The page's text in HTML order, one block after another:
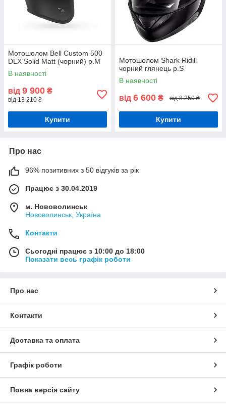
Мотошолом Bell Custom 500
DLX Solid Matt (чорний) р.М
В наявності
від 9 900 ₴
від 13 210 ₴
Купити
Мотошолом Shark Ridill
чорний глянець р.S
В наявності
від 6 600 ₴ від 8 250 ₴
Купити
Про нас
96% позитивних з 50 відгуків за рік
Працює з 30.04.2019
м. Нововолинськ
Нововолинськ, Україна
Контакти
Сьогодні працює з 10:00 до 18:00
Показати весь графік роботи
Про нас
Контакти
Доставка та оплата
Графік роботи
Повна версія сайту